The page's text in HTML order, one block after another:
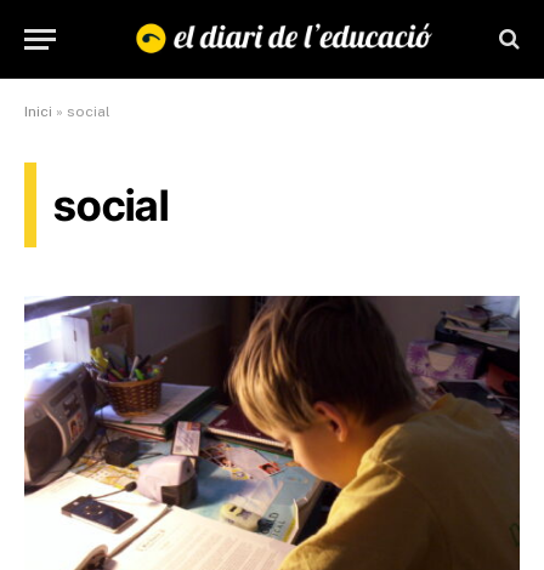
Inici » social
social